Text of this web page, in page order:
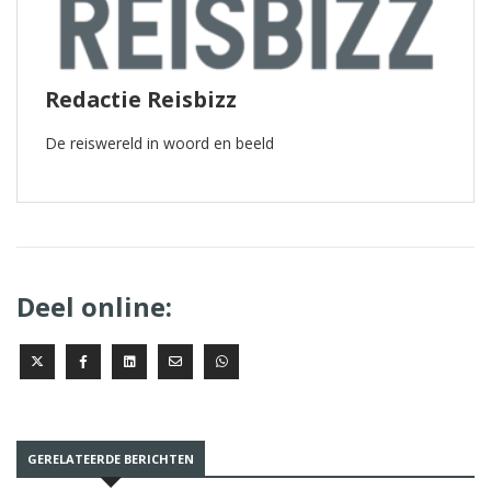
Redactie Reisbizz
De reiswereld in woord en beeld
Deel online:
GERELATEERDE BERICHTEN